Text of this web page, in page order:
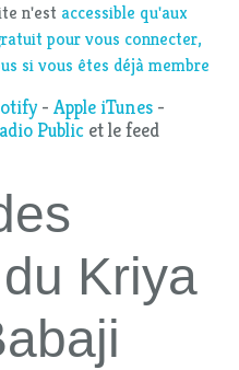
n'est accessible qu'aux
pour vous connecter,
si vous êtes déjà membre
- Apple iTunes -
Public et le feed
Kriya